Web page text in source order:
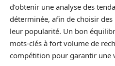
d’obtenir une analyse des
déterminée, afin de choisir
leur popularité. Un bon
mots-clés à fort volume de
compétition pour garantir une